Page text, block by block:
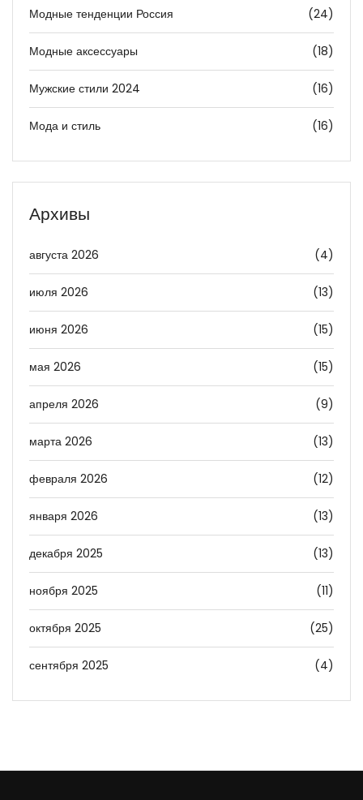
Модные тенденции Россия (24)
Модные аксессуары (18)
Мужские стили 2024 (16)
Мода и стиль (16)
Архивы
августа 2026 (4)
июля 2026 (13)
июня 2026 (15)
мая 2026 (15)
апреля 2026 (9)
марта 2026 (13)
февраля 2026 (12)
января 2026 (13)
декабря 2025 (13)
ноября 2025 (11)
октября 2025 (25)
сентября 2025 (4)